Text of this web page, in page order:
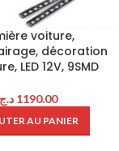
voiture,
décoration
LED 12V, 9SMD
1190.00 د.ج
AU PANIER